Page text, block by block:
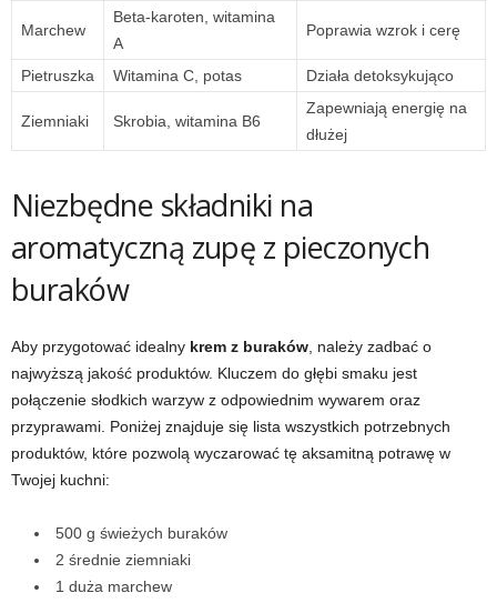
Marchew
Beta-karoten, witamina
A
Poprawia wzrok i cerę
Pietruszka Witamina C, potas Działa detoksykująco
Ziemniaki Skrobia, witamina B6
Zapewniają energię na
dłużej
Niezbędne składniki na
aromatyczną zupę z pieczonych
buraków
Aby przygotować idealny krem z buraków , należy zadbać o
najwyższą jakość produktów. Kluczem do głębi smaku jest
połączenie słodkich warzyw z odpowiednim wywarem oraz
przyprawami. Poniżej znajduje się lista wszystkich potrzebnych
produktów, które pozwolą wyczarować tę aksamitną potrawę w
Twojej kuchni:
500 g świeżych buraków
2 średnie ziemniaki
1 duża marchew